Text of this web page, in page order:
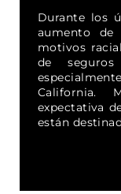
Durante los
aumento
motivos
de
California.
expectativa
están